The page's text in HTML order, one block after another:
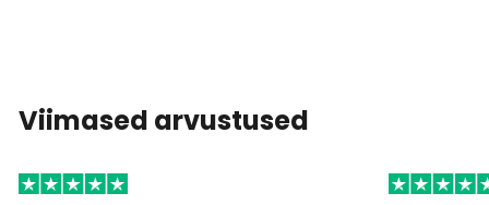
Viimased arvustused